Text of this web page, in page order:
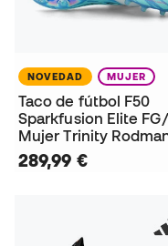
NOVEDAD MUJER
Taco de fútbol F50
Sparkfusion Elite
Mujer Trinity
289,99 €